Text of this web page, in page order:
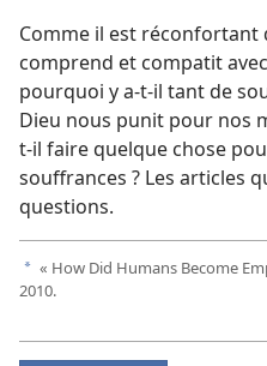
Comme il est réconfortant
comprend et compatit
pourquoi y a-​t-​il tant de
Dieu nous punit pour nos
t-​il faire quelque chose
souffrances ? Les articles
questions.
a « How Did Humans Become
2010.